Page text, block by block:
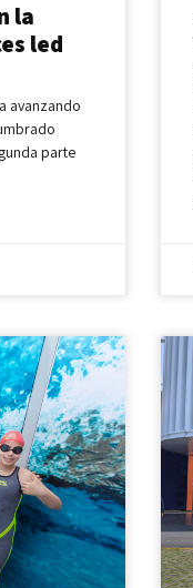
la
led
avanzando
parte